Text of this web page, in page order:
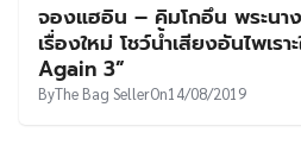
จองแฮอิน – คิมโกอึน พระนา
เรื่องใหม่ โชว์น้ำเสียงอันไพเรา
Again 3”
ByThe Bag SellerOn14/08/2019